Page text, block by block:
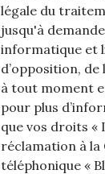
légale du
jusqu'à
informatique et
d’opposition,
à tout moment
pour plus
que vos droits «
réclamation à la
téléphonique «